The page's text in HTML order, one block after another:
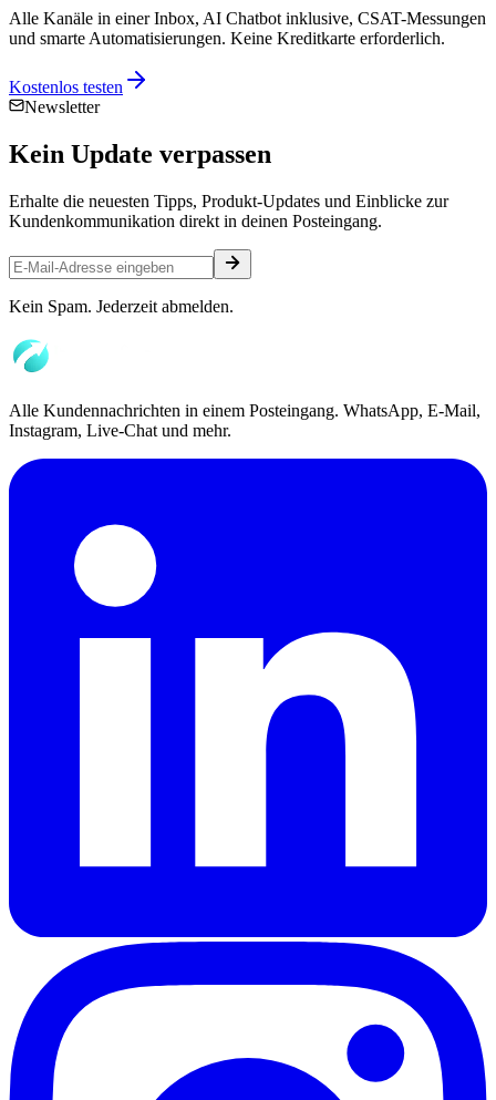
Alle Kanäle in einer Inbox, AI Chatbot inklusive, CSAT-Messungen
und smarte Automatisierungen. Keine Kreditkarte erforderlich.
Kostenlos testen
Newsletter
Kein Update verpassen
Erhalte die neuesten Tipps, Produkt-Updates und Einblicke zur
Kundenkommunikation direkt in deinen Posteingang.
Kein Spam. Jederzeit abmelden.
Alle Kundennachrichten in einem Posteingang. WhatsApp, E-Mail,
Instagram, Live-Chat und mehr.